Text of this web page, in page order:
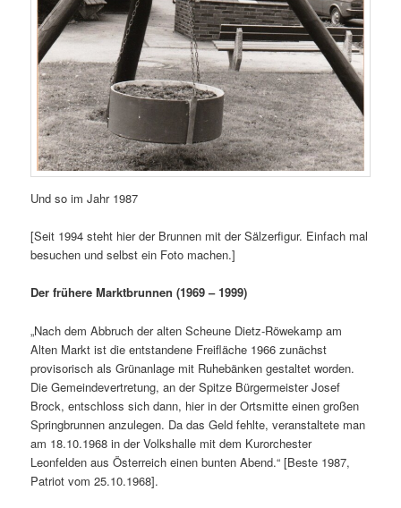
Und so im Jahr 1987
[Seit 1994 steht hier der Brunnen mit der Sälzerfigur. Einfach mal
besuchen und selbst ein Foto machen.]
Der frühere Marktbrunnen (1969 – 1999)
„Nach dem Abbruch der alten Scheune Dietz-Röwekamp am
Alten Markt ist die entstandene Freifläche 1966 zunächst
provisorisch als Grünanlage mit Ruhebänken gestaltet worden.
Die Gemeindevertretung, an der Spitze Bürgermeister Josef
Brock, entschloss sich dann, hier in der Ortsmitte einen großen
Springbrunnen anzulegen. Da das Geld fehlte, veranstaltete man
am 18.10.1968 in der Volkshalle mit dem Kurorchester
Leonfelden aus Österreich einen bunten Abend.“ [Beste 1987,
Patriot vom 25.10.1968].